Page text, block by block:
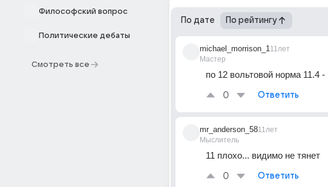
Философский вопрос
Политические дебаты
Смотреть все
По дате По рейтингу
michael_morrison_1
Мастер
11лет
по 12 вольтовой норма 11.4 -
0 Ответить
mr_anderson_58
Мыслитель
11лет
11 плохо... видимо не тянет
0 Ответить